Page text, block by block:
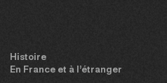
Histoire
En France et à l’étranger